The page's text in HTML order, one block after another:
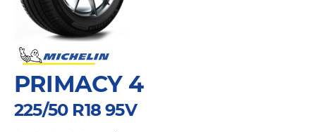
PRIMACY 4
225/50 R18 95V